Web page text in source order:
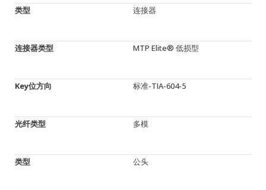
类型 连接器
连接器类型 MTP Elite® 低损型
Key位方向 标准-TIA-604-5
光纤类型 多模
类型 公头